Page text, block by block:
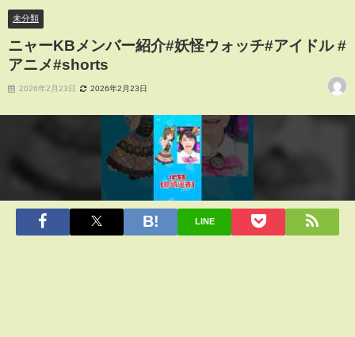
未分類
ニャーKBメンバー紹介#妖怪ウォッチ#アイドル #
アニメ#shorts
2026年2月23日 2026年2月23日
LINE